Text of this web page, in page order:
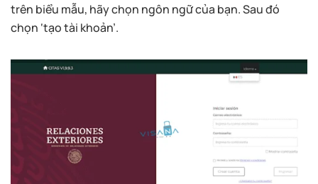
trên biểu mẫu, hãy chọn ngôn ngữ của bạn. Sau đó
chọn ‘tạo tài khoản’.